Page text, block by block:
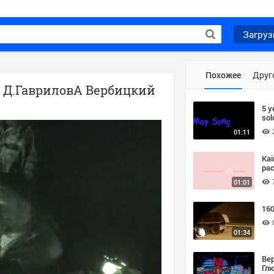
Вербицкий
Похожее
01:11
5
01:01
01:34